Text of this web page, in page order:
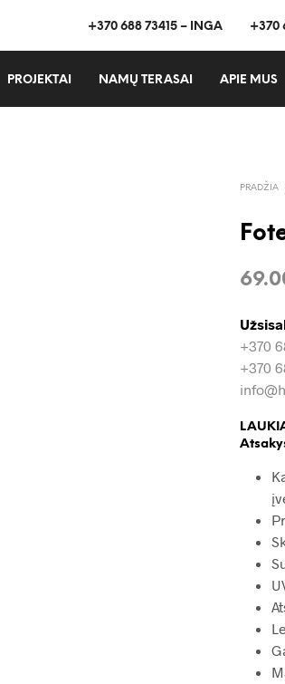
+370 688 73415 – INGA +370
PROJEKTAI NAMŲ TERASAI APIE MUS
PRADŽIA
+370
+370